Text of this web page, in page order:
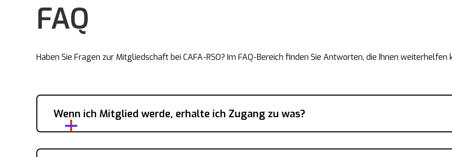
FAQ
Haben Sie Fragen zur Mitgliedschaft bei CAFA-RSO? Im FAQ-Bereich finden Sie Antworten, die Ihnen weiterhelfen
Wenn ich Mitglied werde, erhalte ich Zugang zu was?